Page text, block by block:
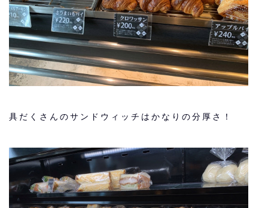
具だくさんのサンドウィッチはかなりの分厚さ！